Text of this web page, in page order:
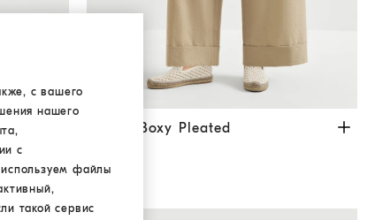
и
Брюки Boxy Pleated Капучино
Брюки Boxy Pleated
с вашего
нашего
с
файлы
такой сервис